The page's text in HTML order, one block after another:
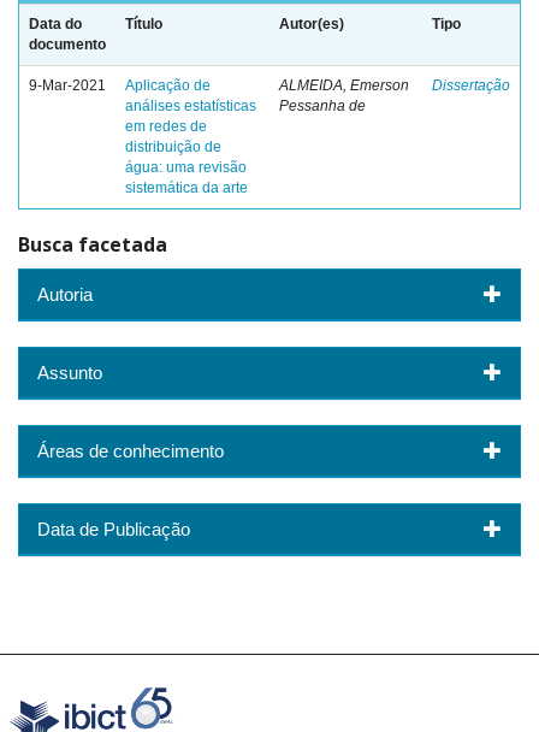
Data do
documento
Título Autor(es) Tipo
9-Mar-2021
Aplicação de
análises estatísticas
em redes de
distribuição de
água: uma revisão
sistemática da arte
ALMEIDA, Emerson
Pessanha de
Dissertação
Busca facetada
Autoria
Assunto
Áreas de conhecimento
Data de Publicação